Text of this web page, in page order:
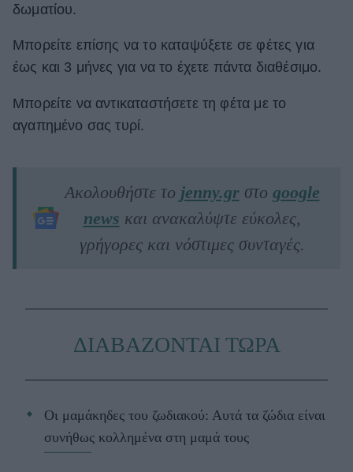
δωματίου.
Μπορείτε επίσης να το καταψύξετε σε φέτες για
έως και 3 μήνες για να το έχετε πάντα διαθέσιμο.
Μπορείτε να αντικαταστήσετε τη φέτα με το
αγαπημένο σας τυρί.
Ακολουθήστε το jenny.grστο google
news και ανακαλύψτε εύκολες,
γρήγορες και νόστιμες συνταγές.
ΔΙΑΒΑΖΟΝΤΑΙ ΤΩΡΑ
Οι μαμάκηδες του ζωδιακού: Αυτά τα ζώδια είναι
συνήθως κολλημένα στη μαμά τους